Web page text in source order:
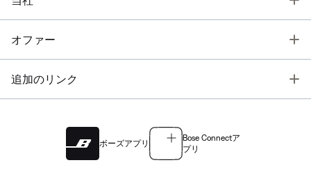
オファー
追加のリンク
ボーズアプリ
Bose Connectア
プリ